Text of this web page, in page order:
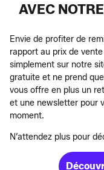
AVEC
Envie de profiter de
rapport au prix de
simplement sur notre
gratuite et ne prend
vous offre en plus un
et une newsletter pour
moment.
N’attendez plus pour